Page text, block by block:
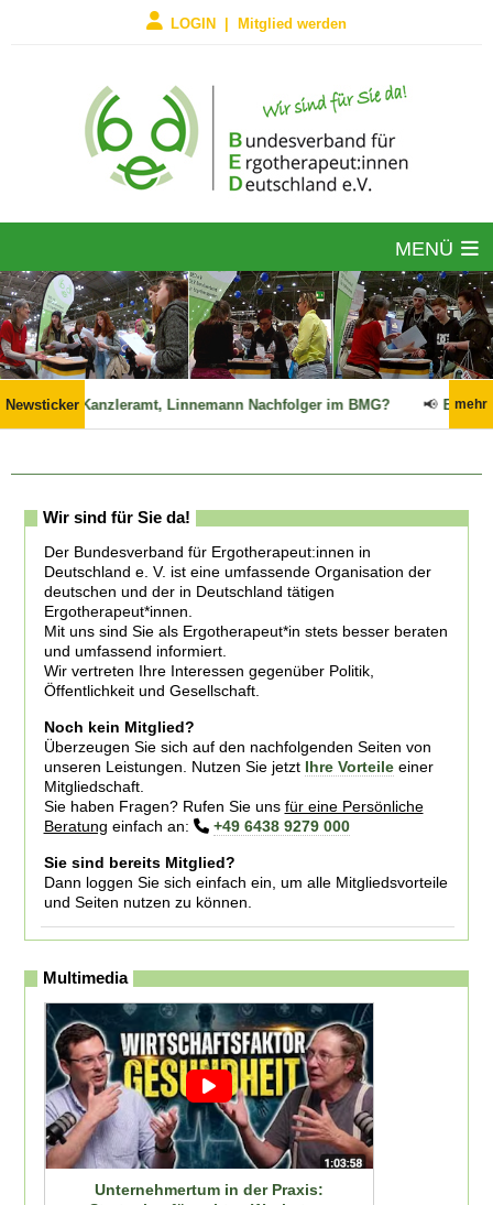
LOGIN | Mitglied werden
MENÜ
Newsticker
ins Kanzleramt, Linnemann Nachfolger im BMG? 📢 Ergo: mehr
Wir sind für Sie da!
Der Bundesverband für Ergotherapeut:innen in
Deutschland e. V. ist eine umfassende Organisation der
deutschen und der in Deutschland tätigen
Ergotherapeut*innen.
Mit uns sind Sie als Ergotherapeut*in stets besser beraten
und umfassend informiert.
Wir vertreten Ihre Interessen gegenüber Politik,
Öffentlichkeit und Gesellschaft.
Noch kein Mitglied?
Überzeugen Sie sich auf den nachfolgenden Seiten von
unseren Leistungen. Nutzen Sie jetzt Ihre Vorteile einer
Mitgliedschaft.
Sie haben Fragen? Rufen Sie uns für eine Persönliche
Beratung einfach an: +49 6438 9279 000
Sie sind bereits Mitglied?
Dann loggen Sie sich einfach ein, um alle Mitgliedsvorteile
und Seiten nutzen zu können.
Multimedia
Unternehmertum in der Praxis: